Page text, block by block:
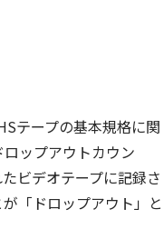
テープの基本規格に関
ップアウトカウン
ビデオテープに記録さ
「ドロップアウト」と